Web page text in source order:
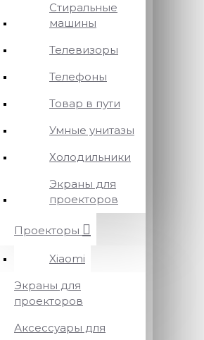
Стиральные
машины
Телевизоры
Телефоны
Товар в пути
Умные унитазы
Холодильники
Экраны для
проекторов
Проекторы
Xiaomi
Экраны для
проекторов
Аксессуары для